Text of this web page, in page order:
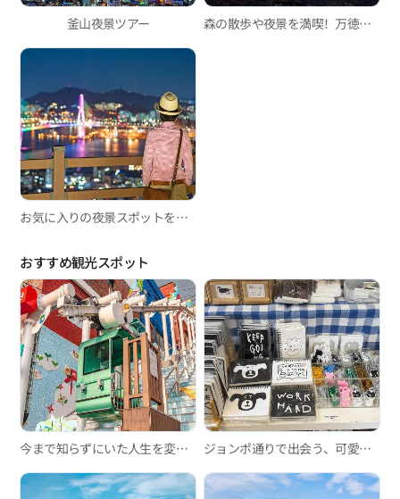
釜山夜景ツアー 森の散歩や夜景を満喫！万徳峠ヌリ道展望デッキ
お気に入りの夜景スポットを見つけよう
おすすめ観光スポット
今まで知らずにいた人生を変えるスポット-釜山のモノレール編 ジョンポ通りで出会う、可愛い雑貨ショップ巡り